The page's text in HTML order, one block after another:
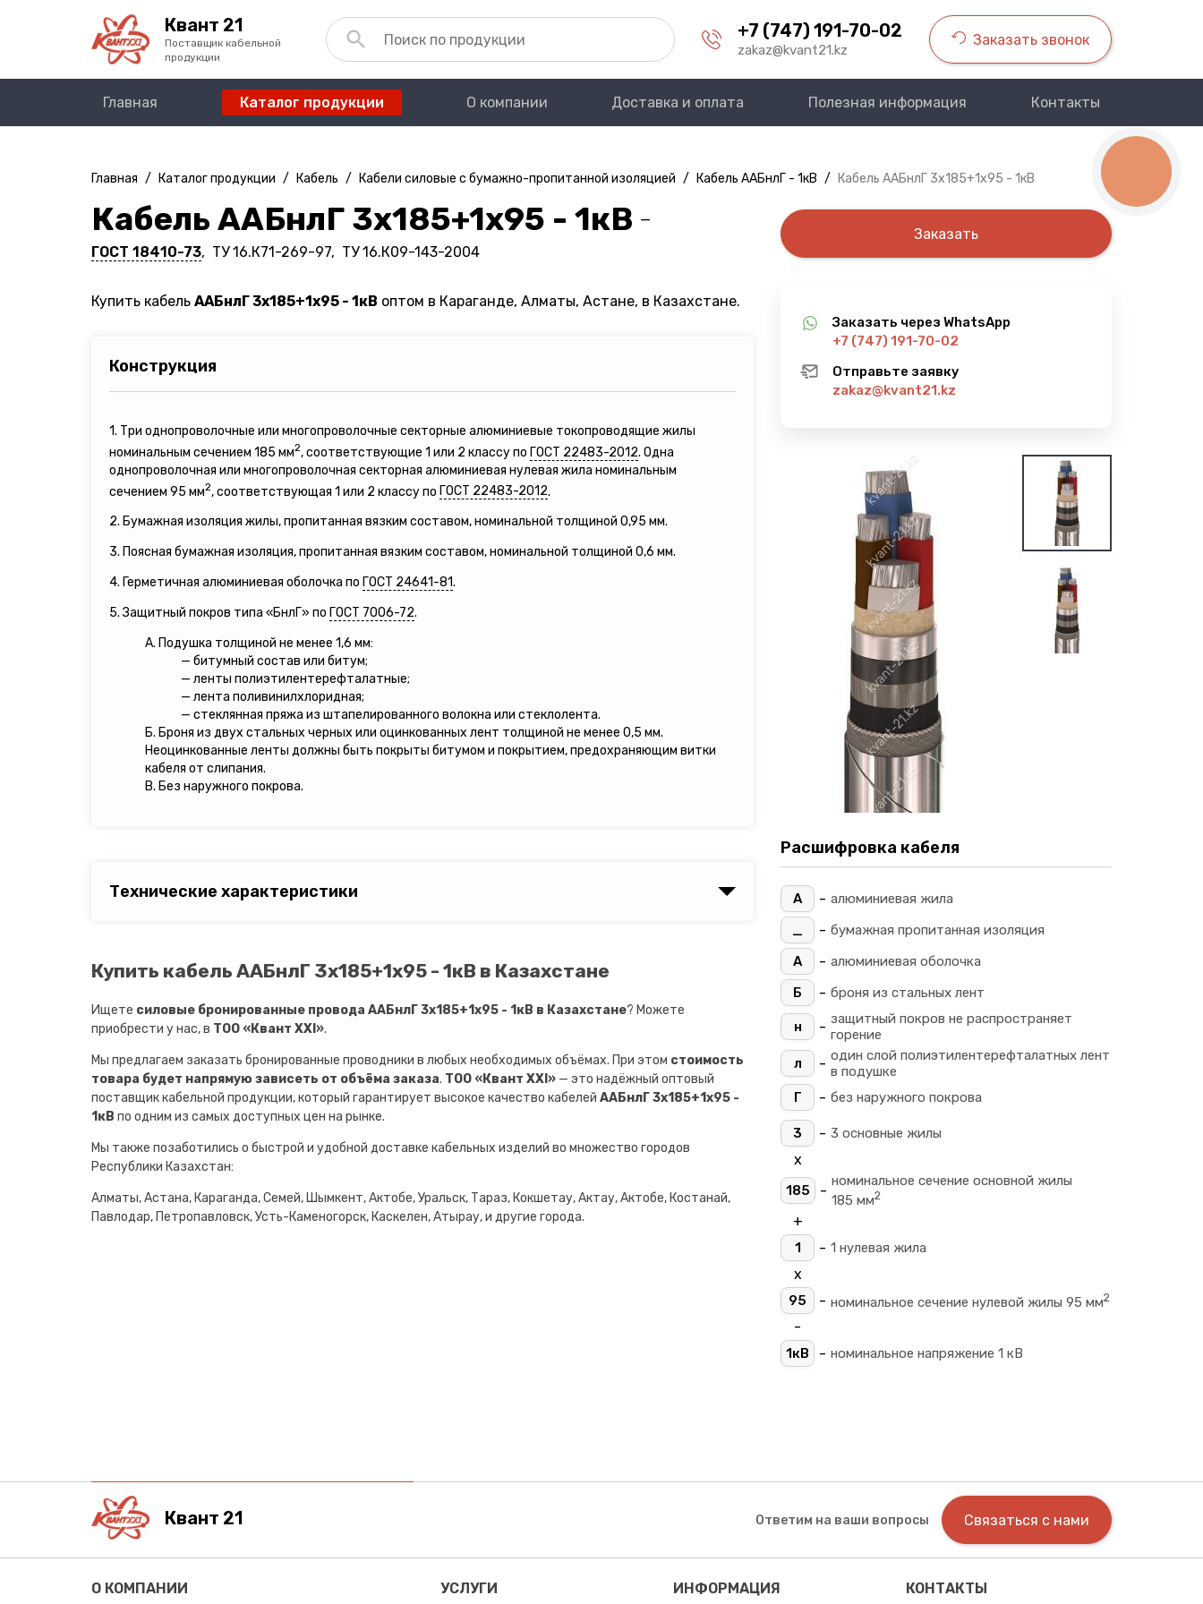
Квант 21
Поставщик кабельной
продукции
+7 (747) 191-70-02
zakaz@kvant21.kz
Заказать звонок
Главная Каталог продукции О компании Доставка и оплата Полезная информация Контакты
Главная / Каталог продукции / Кабель / Кабели силовые с бумажно-пропитанной изоляцией / Кабель ААБнлГ - 1кВ / Кабель ААБнлГ 3х185+1х95 - 1кВ
Кабель ААБнлГ 3х185+1х95 - 1кВ —
ГОСТ 18410-73, ТУ 16.К71-269-97, ТУ 16.К09-143-2004
Купить кабель ААБнлГ 3х185+1х95 - 1кВ оптом в Караганде, Алматы, Астане, в Казахстане.
Конструкция
1. Три однопроволочные или многопроволочные секторные алюминиевые токопроводящие жилы
номинальным сечением 185 мм2, соответствующие 1 или 2 классу по ГОСТ 22483-2012. Одна
однопроволочная или многопроволочная секторная алюминиевая нулевая жила номинальным
сечением 95 мм2, соответствующая 1 или 2 классу по ГОСТ 22483-2012.
2. Бумажная изоляция жилы, пропитанная вязким составом, номинальной толщиной 0,95 мм.
3. Поясная бумажная изоляция, пропитанная вязким составом, номинальной толщиной 0,6 мм.
4. Герметичная алюминиевая оболочка по ГОСТ 24641-81.
5. Защитный покров типа «БнлГ» по ГОСТ 7006-72.
А. Подушка толщиной не менее 1,6 мм:
— битумный состав или битум;
— ленты полиэтилентерефталатные;
— лента поливинилхлоридная;
— стеклянная пряжа из штапелированного волокна или стеклолента.
Б. Броня из двух стальных черных или оцинкованных лент толщиной не менее 0,5 мм.
Неоцинкованные ленты должны быть покрыты битумом и покрытием, предохраняющим витки
кабеля от слипания.
В. Без наружного покрова.
Технические характеристики
Купить кабель ААБнлГ 3х185+1х95 - 1кВ в Казахстане
Ищете силовые бронированные провода ААБнлГ 3х185+1х95 - 1кВ в Казахстане? Можете
приобрести у нас, в ТОО «Квант XXI».
Мы предлагаем заказать бронированные проводники в любых необходимых объёмах. При этом стоимость
товара будет напрямую зависеть от объёма заказа. ТОО «Квант XXI» — это надёжный оптовый
поставщик кабельной продукции, который гарантирует высокое качество кабелей ААБнлГ 3х185+1х95 -
1кВ по одним из самых доступных цен на рынке.
Мы также позаботились о быстрой и удобной доставке кабельных изделий во множество городов
Республики Казахстан:
Алматы, Астана, Караганда, Семей, Шымкент, Актобе, Уральск, Тараз, Кокшетау, Актау, Актобе, Костанай,
Павлодар, Петропавловск, Усть-Каменогорск, Каскелен, Атырау, и другие города.
Заказать
Заказать через WhatsApp
+7 (747) 191-70-02
Отправьте заявку
zakaz@kvant21.kz
Расшифровка кабеля
А - алюминиевая жила
_
- бумажная пропитанная изоляция
А
- алюминиевая оболочка
Б
- броня из стальных лент
н - защитный покров не распространяет
горение
л
- один слой полиэтилентерефталатных лент
в подушке
Г
- без наружного покрова
3 - 3 основные жилы
х
185 -
номинальное сечение основной жилы
185 мм2
+
1 - 1 нулевая жила
х
95 - номинальное сечение нулевой жилы 95 мм2
-
1кВ - номинальное напряжение 1 кВ
Квант 21 Ответим на ваши вопросы Связаться с нами
О КОМПАНИИ УСЛУГИ ИНФОРМАЦИЯ КОНТАКТЫ